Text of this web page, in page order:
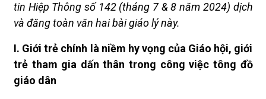
tin Hiệp Thông số 142 (tháng 7 & 8 năm 2024) dịch
và đăng toàn văn hai bài giáo lý này.
I. Giới trẻ chính là niềm hy vọng của Giáo hội, giới
trẻ tham gia dấn thân trong công việc tông đồ
giáo dân